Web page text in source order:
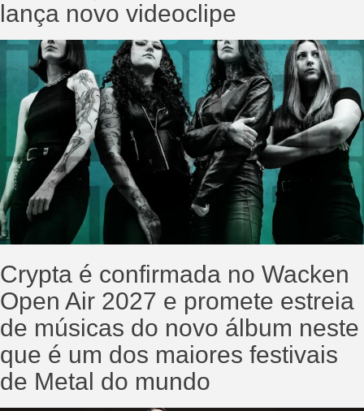
lança novo videoclipe
Crypta é confirmada no Wacken
Open Air 2027 e promete estreia
de músicas do novo álbum neste
que é um dos maiores festivais
de Metal do mundo